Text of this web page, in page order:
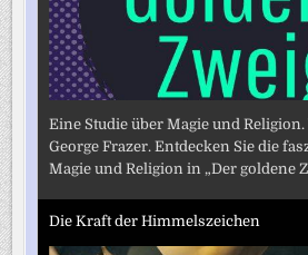
Eine Studie über Magie und
George Frazer. Entdecken Sie die
Magie und Religion in „Der goldene
Die Kraft der Himmelszeichen